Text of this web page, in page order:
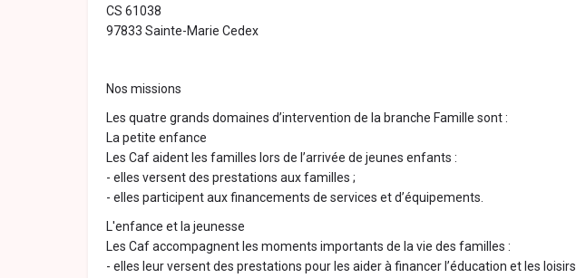
CS 61038
97833 Sainte-Marie Cedex
Nos missions
Les quatre grands domaines d’intervention de la branche Famille sont :
La petite enfance
Les Caf aident les familles lors de l’arrivée de jeunes enfants :
- elles versent des prestations aux familles ;
- elles participent aux financements de services et d’équipements.
L'enfance et la jeunesse
Les Caf accompagnent les moments importants de la vie des familles :
- elles leur versent des prestations pour les aider à financer l’éducation et les loisirs